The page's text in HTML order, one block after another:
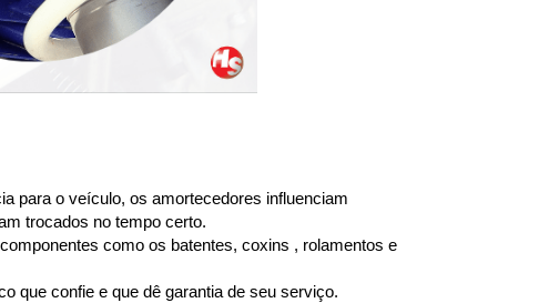
para o veículo, os amortecedores influenciam
trocados no tempo certo.
como os batentes, coxins , rolamentos e
que confie e que dê garantia de seu serviço.